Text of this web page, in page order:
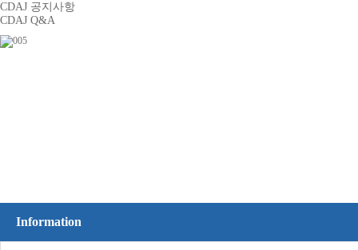
CDAJ 공지사항
CDAJ Q&A
Information